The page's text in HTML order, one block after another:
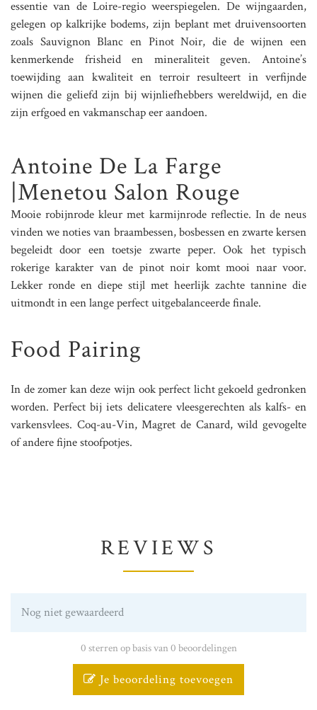
essentie van de Loire-regio weerspiegelen. De wijngaarden,
gelegen op kalkrijke bodems, zijn beplant met druivensoorten
zoals Sauvignon Blanc en Pinot Noir, die de wijnen een
kenmerkende frisheid en mineraliteit geven. Antoine’s
toewijding aan kwaliteit en terroir resulteert in verfijnde
wijnen die geliefd zijn bij wijnliefhebbers wereldwijd, en die
zijn erfgoed en vakmanschap eer aandoen.
Antoine De La Farge
|Menetou Salon Rouge
Mooie robijnrode kleur met karmijnrode reflectie. In de neus
vinden we noties van braambessen, bosbessen en zwarte kersen
begeleidt door een toetsje zwarte peper. Ook het typisch
rokerige karakter van de pinot noir komt mooi naar voor.
Lekker ronde en diepe stijl met heerlijk zachte tannine die
uitmondt in een lange perfect uitgebalanceerde finale.
Food Pairing
In de zomer kan deze wijn ook perfect licht gekoeld gedronken
worden. Perfect bij iets delicatere vleesgerechten als kalfs- en
varkensvlees. Coq-au-Vin, Magret de Canard, wild gevogelte
of andere fijne stoofpotjes.
REVIEWS
Nog niet gewaardeerd
0 sterren op basis van 0 beoordelingen
Je beoordeling toevoegen